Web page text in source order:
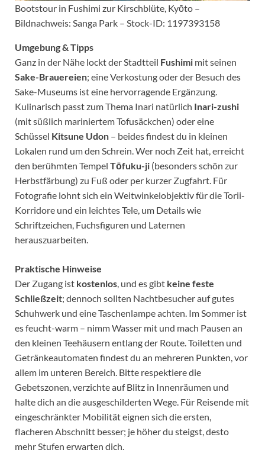
Bootstour in Fushimi zur Kirschblüte, Kyōto –
Bildnachweis: Sanga Park – Stock-ID: 1197393158
Umgebung & Tipps
Ganz in der Nähe lockt der Stadtteil Fushimi mit seinen
Sake-Brauereien; eine Verkostung oder der Besuch des
Sake-Museums ist eine hervorragende Ergänzung.
Kulinarisch passt zum Thema Inari natürlich Inari-zushi
(mit süßlich mariniertem Tofusäckchen) oder eine
Schüssel Kitsune Udon – beides findest du in kleinen
Lokalen rund um den Schrein. Wer noch Zeit hat, erreicht
den berühmten Tempel Tōfuku-ji (besonders schön zur
Herbstfärbung) zu Fuß oder per kurzer Zugfahrt. Für
Fotografie lohnt sich ein Weitwinkelobjektiv für die Torii-
Korridore und ein leichtes Tele, um Details wie
Schriftzeichen, Fuchsfiguren und Laternen
herauszuarbeiten.
Praktische Hinweise
Der Zugang ist kostenlos, und es gibt keine feste
Schließzeit; dennoch sollten Nachtbesucher auf gutes
Schuhwerk und eine Taschenlampe achten. Im Sommer ist
es feucht-warm – nimm Wasser mit und mach Pausen an
den kleinen Teehäusern entlang der Route. Toiletten und
Getränkeautomaten findest du an mehreren Punkten, vor
allem im unteren Bereich. Bitte respektiere die
Gebetszonen, verzichte auf Blitz in Innenräumen und
halte dich an die ausgeschilderten Wege. Für Reisende mit
eingeschränkter Mobilität eignen sich die ersten,
flacheren Abschnitt besser; je höher du steigst, desto
mehr Stufen erwarten dich.